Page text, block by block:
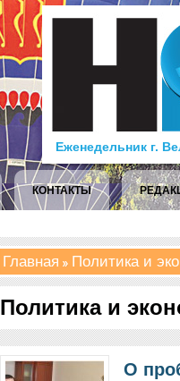
Еженедельник г.
КОНТАКТЫ
Главная Политика и
Политика и
О